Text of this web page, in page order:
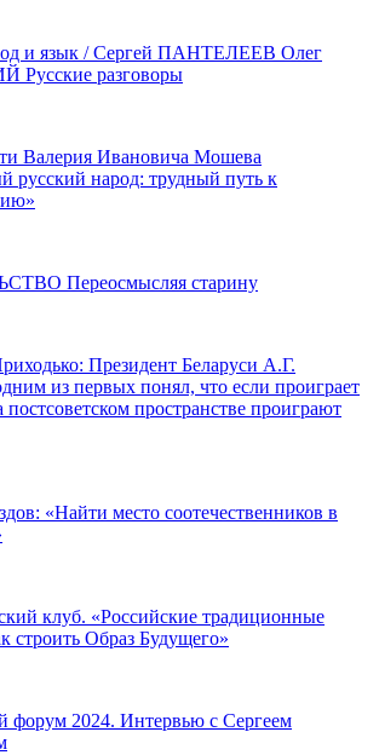
и язык / Сергей ПАНТЕЛЕЕВ Олег
разговоры
Валерия Ивановича Мошева
русский народ: трудный путь к
Переосмысляя старину
Президент Беларуси А.Г.
из первых понял, что если проиграет
постсоветском пространстве проиграют
«Найти место соотечественников в
клуб. «Российские традиционные
строить Образ Будущего»
форум 2024. Интервью с Сергеем